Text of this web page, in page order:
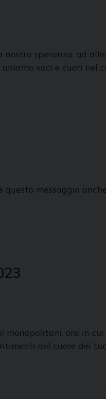
nostra speranza, ad
voci e cuori nel
questo messaggio
ora in cui
del cuore dei